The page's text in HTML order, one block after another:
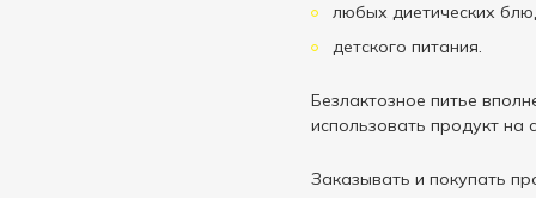
любых диетических
детского питания.
Безлактозное питье
использовать продукт на
Заказывать и покупать